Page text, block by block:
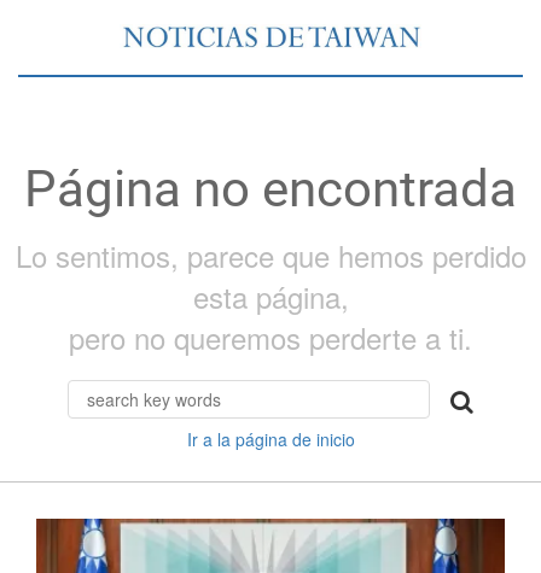
Página no encontrada
Lo sentimos, parece que hemos perdido
esta página,
pero no queremos perderte a ti.
Ir a la página de inicio